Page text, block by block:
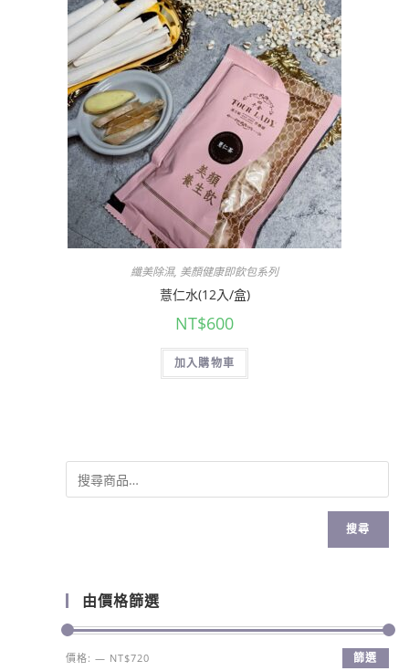
纖美除濕, 美顏健康即飲包系列
薏仁水(12入/盒)
NT$600
加入購物車
搜尋
由價格篩選
篩選
價格:— NT$720